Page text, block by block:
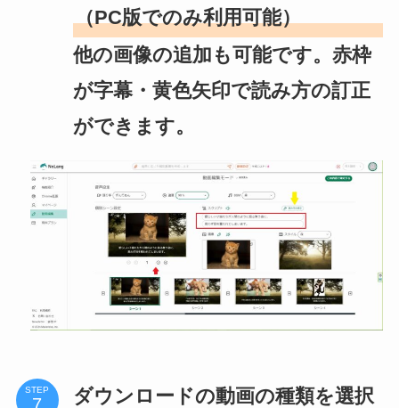
（PC版でのみ利用可能）
他の画像の追加も可能です。赤枠
が字幕・黄色矢印で読み方の訂正
ができます。
STEP
ダウンロードの動画の種類を選択